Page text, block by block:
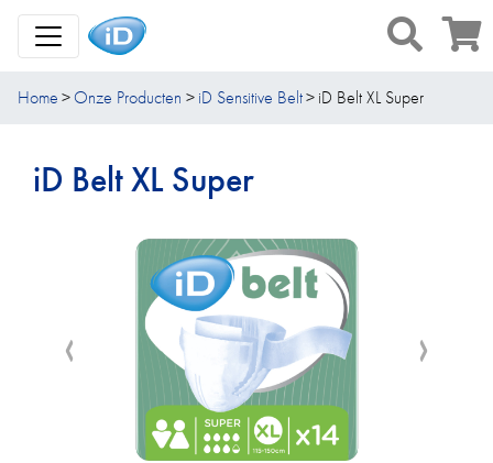
Toggle Navigation
Home Onze Producten iD Sensitive Belt iD Belt XL Super
iD Belt XL Super